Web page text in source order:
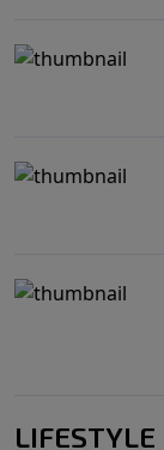
LIFESTYLE